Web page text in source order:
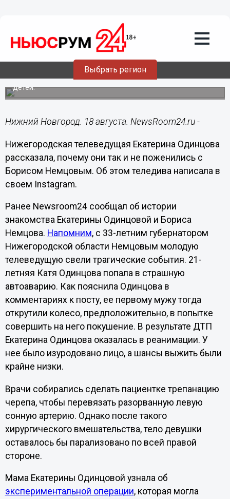
Выбрать регион
18.08.202016:46
Одинцова рассказала о причине отказа
от брака с Немцовым
Пара так и не поженилась несмотря на наличие двоих
детей.
Нижний Новгород. 18 августа. NewsRoom24.ru -
Нижегородская телеведущая Екатерина Одинцова
рассказала, почему они так и не поженились с
Борисом Немцовым. Об этом теледива написала в
своем Instagram.
Ранее Newsroom24 сообщал об истории
знакомства Екатерины Одинцовой и Бориса
Немцова. Напомним, с 33-летним губернатором
Нижегородской области Немцовым молодую
телеведущую свели трагические события. 21-
летняя Катя Одинцова попала в страшную
автоаварию. Как пояснила Одинцова в
комментариях к посту, ее первому мужу тогда
открутили колесо, предположительно, в попытке
совершить на него покушение. В результате ДТП
Екатерина Одинцова оказалась в реанимации. У
нее было изуродовано лицо, а шансы выжить были
крайне низки.
Врачи собирались сделать пациентке трепанацию
черепа, чтобы перевязать разорванную левую
сонную артерию. Однако после такого
хирургического вмешательства, тело девушки
оставалось бы парализовано по всей правой
стороне.
Мама Екатерины Одинцовой узнала об
экспериментальной операции, которая могла